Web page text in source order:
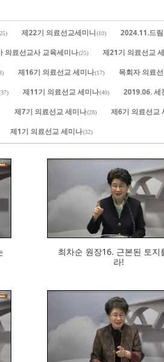
제22기 의료선교세미니(10) 2024.11.드
의료선교사 교육세미나(25) 제21기 의료선교
제16기 의료선교 세미나(17) 목회자 의료
제11기 의료선교 세미나(40) 2019.06. 세
제7기 의료선교 세미나(28) 제6기 의료선교
제1기 의료선교 세미나(32)
최차순 원장16. 근본된
라!